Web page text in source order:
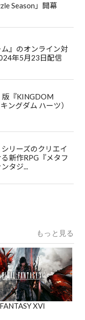
Season」開幕
ム』のオンライン対
年5月23日配信
版『KINGDOM
ングダム ハーツ）
シリーズのクリエイ
新作RPG『メタフ
タジ...
もっと見る
XVI